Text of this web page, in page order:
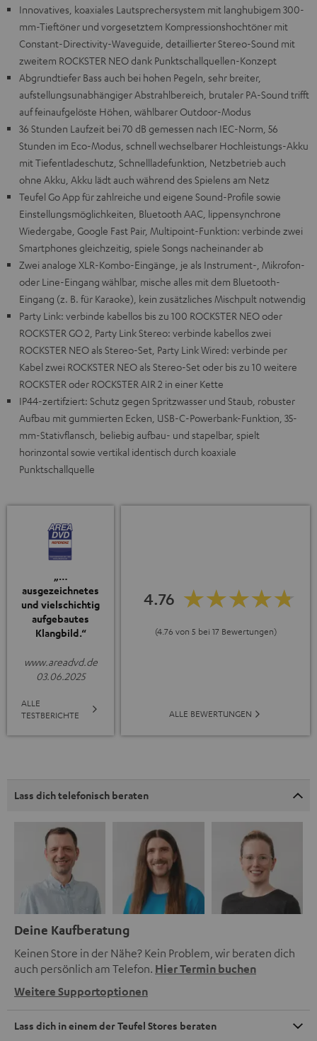
Innovatives, koaxiales Lautsprechersystem mit langhubigem 300-
mm-Tieftöner und vorgesetztem Kompressionshochtöner mit
Constant-Directivity-Waveguide, detaillierter Stereo-Sound mit
zweitem ROCKSTER NEO dank Punktschallquellen-Konzept
Abgrundtiefer Bass auch bei hohen Pegeln, sehr breiter,
aufstellungsunabhängiger Abstrahlbereich, brutaler PA-Sound trifft
auf feinaufgelöste Höhen, wählbarer Outdoor-Modus
36 Stunden Laufzeit bei 70 dB gemessen nach IEC-Norm, 56
Stunden im Eco-Modus, schnell wechselbarer Hochleistungs-Akku
mit Tiefentladeschutz, Schnellladefunktion, Netzbetrieb auch
ohne Akku, Akku lädt auch während des Spielens am Netz
Teufel Go App für zahlreiche und eigene Sound-Profile sowie
Einstellungsmöglichkeiten, Bluetooth AAC, lippensynchrone
Wiedergabe, Google Fast Pair, Multipoint-Funktion: verbinde zwei
Smartphones gleichzeitig, spiele Songs nacheinander ab
Zwei analoge XLR-Kombo-Eingänge, je als Instrument-, Mikrofon-
oder Line-Eingang wählbar, mische alles mit dem Bluetooth-
Eingang (z. B. für Karaoke), kein zusätzliches Mischpult notwendig
Party Link: verbinde kabellos bis zu 100 ROCKSTER NEO oder
ROCKSTER GO 2, Party Link Stereo: verbinde kabellos zwei
ROCKSTER NEO als Stereo-Set, Party Link Wired: verbinde per
Kabel zwei ROCKSTER NEO als Stereo-Set oder bis zu 10 weitere
ROCKSTER oder ROCKSTER AIR 2 in einer Kette
IP44-zertifziert: Schutz gegen Spritzwasser und Staub, robuster
Aufbau mit gummierten Ecken, USB-C-Powerbank-Funktion, 35-
mm-Stativflansch, beliebig aufbau- und stapelbar, spielt
horinzontal sowie vertikal identisch durch koaxiale
Punktschallquelle
„…
ausgezeichnetes
und vielschichtig
aufgebautes
Klangbild.“
www.areadvd.de
03.06.2025
ALLE
TESTBERICHTE
4.76
(4.76 von 5 bei 17 Bewertungen)
ALLE BEWERTUNGEN
Lass dich telefonisch beraten
Deine Kaufberatung
Keinen Store in der Nähe? Kein Problem, wir beraten dich
auch persönlich am Telefon. Hier Termin buchen
Weitere Supportoptionen
Lass dich in einem der Teufel Stores beraten